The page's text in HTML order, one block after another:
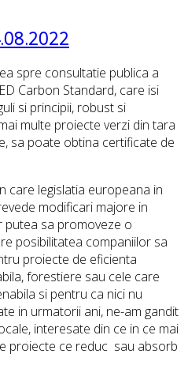
spre consultatie publica a
Carbon Standard, care isi
si principii, robust si
multe proiecte verzi din tara
sa poate obtina certificate de
care legislatia europeana in
modificari majore in
putea sa promoveze o
posibilitatea companiilor sa
proiecte de eficienta
forestiere sau cele care
si pentru ca nici nu
in urmatorii ani, ne-am gandit
interesate din ce in ce mai
proiecte ce reduc sau absorb